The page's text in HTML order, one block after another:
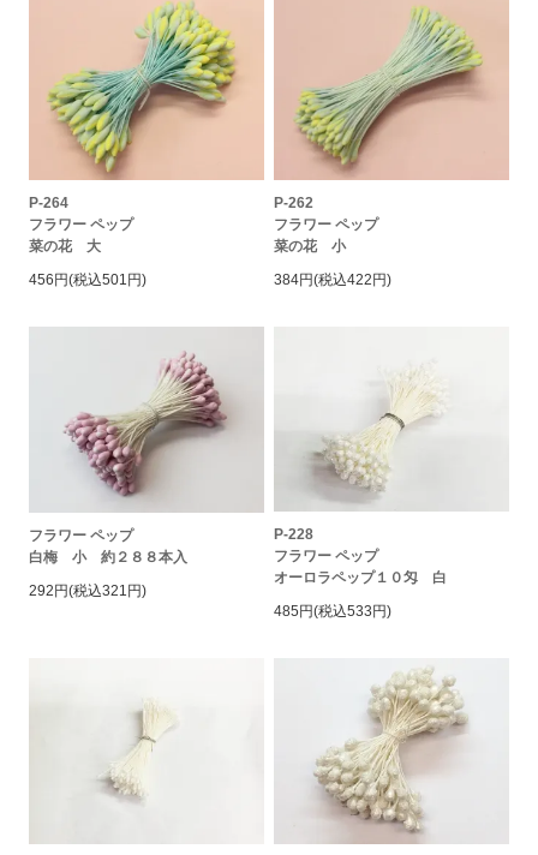
P-264
フラワー ペップ
菜の花 大
456円(税込501円)
P-262
フラワー ペップ
菜の花 小
384円(税込422円)
フラワー ペップ
白梅 小 約２８８本入
292円(税込321円)
P-228
フラワー ペップ
オーロラペップ１０匁 白
485円(税込533円)